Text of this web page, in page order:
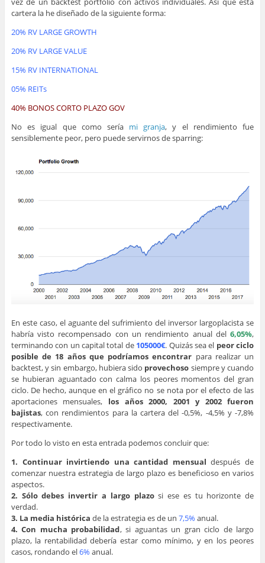
cartera la he diseñado de la siguiente forma:
20% RV LARGE GROWTH
20% RV LARGE VALUE
15% RV INTERNATIONAL
05% REITs
40% BONOS CORTO PLAZO GOV
No es igual que como sería mi granja, y el rendimiento fue
sensiblemente peor, pero puede servirnos de sparring:
En este caso, el aguante del sufrimiento del inversor largoplacista se
habría visto recompensado con un rendimiento anual del6,05%,
terminando con un capital total de 105000€. Quizás sea el peor ciclo
posible de 18 años que podríamos encontrar para realizar un
backtest, y sin embargo, hubiera sido provechoso siempre y cuando
se hubieran aguantado con calma los peores momentos del gran
ciclo. De hecho, aunque en el gráfico no se nota por el efecto de las
aportaciones mensuales, los años 2000, 2001 y 2002 fueron
bajistas, con rendimientos para la cartera del -0,5%, -4,5% y -7,8%
respectivamente.
Por todo lo visto en esta entrada podemos concluir que:
1. Continuar invirtiendo una cantidad mensual después de
comenzar nuestra estrategia de largo plazo es beneficioso en varios
aspectos.
2. Sólo debes invertir a largo plazosi ese es tu horizonte de
verdad.
3. La media histórica de la estrategia es de un 7,5% anual.
4. Con mucha probabilidad, si aguantas un gran ciclo de largo
plazo, la rentabilidad debería estar como mínimo, y en los peores
casos, rondando el6% anual.